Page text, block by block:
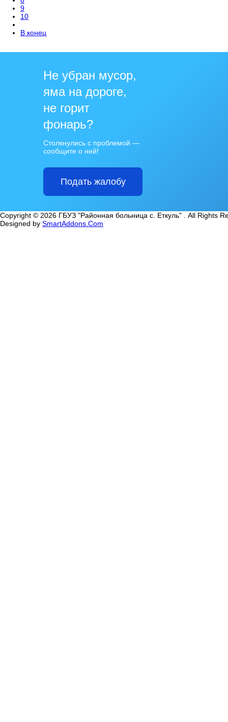
9
10
В конец
Не убран мусор,
яма на дороге,
не горит
фонарь?
Столкнулись с проблемой —
сообщите о ней!
Подать жалобу
Copyright © 2026 ГБУЗ "Районная больница с. Еткуль" . All Rights
Designed by SmartAddons.Com